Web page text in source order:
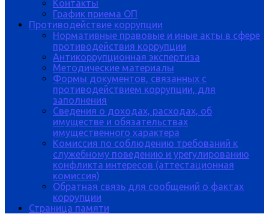
Контакты
График приема ОП
Противодействие коррупции
Нормативные правовые и иные акты в сфере
противодействия коррупции
Антикоррупционная экспертиза
Методические материалы
Формы документов, связанных с
противодействием коррупции, для
заполнения
Сведения о доходах, расходах, об
имуществе и обязательствах
имущественного характера
Комиссия по соблюдению требований к
служебному поведению и урегулированию
конфликта интересов (аттестационная
комиссия)
Обратная связь для сообщений о фактах
коррупции
Страница памяти